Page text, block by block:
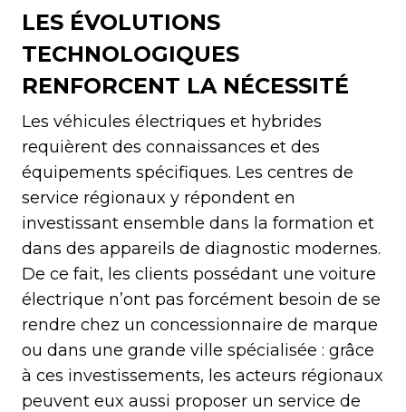
LES ÉVOLUTIONS
TECHNOLOGIQUES
RENFORCENT LA NÉCESSITÉ
Les véhicules électriques et hybrides
requièrent des connaissances et des
équipements spécifiques. Les centres de
service régionaux y répondent en
investissant ensemble dans la formation et
dans des appareils de diagnostic modernes.
De ce fait, les clients possédant une voiture
électrique n’ont pas forcément besoin de se
rendre chez un concessionnaire de marque
ou dans une grande ville spécialisée : grâce
à ces investissements, les acteurs régionaux
peuvent eux aussi proposer un service de